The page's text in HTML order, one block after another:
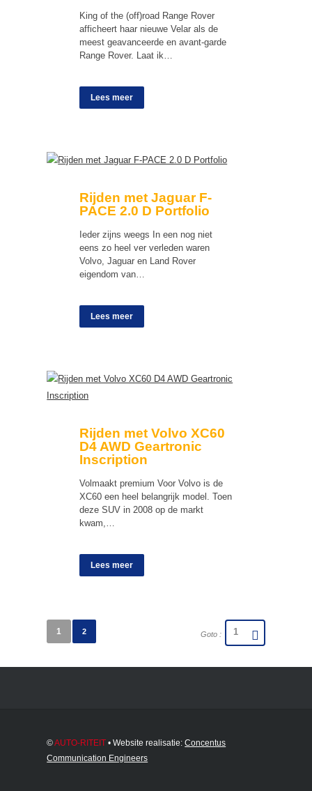
King of the (off)road Range Rover
afficheert haar nieuwe Velar als de
meest geavanceerde en avant-garde
Range Rover. Laat ik…
Lees meer
Rijden met Jaguar F-
PACE 2.0 D Portfolio
Ieder zijns weegs In een nog niet
eens zo heel ver verleden waren
Volvo, Jaguar en Land Rover
eigendom van…
Lees meer
Rijden met Volvo XC60
D4 AWD Geartronic
Inscription
Volmaakt premium Voor Volvo is de
XC60 een heel belangrijk model. Toen
deze SUV in 2008 op de markt
kwam,…
Lees meer
1 2 Goto :
©AUTO-RITEIT • Website realisatie:Concentus
Communication Engineers